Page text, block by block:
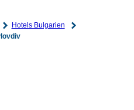
Hotels Bulgarien